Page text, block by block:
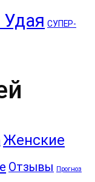
СУПЕР-
Женские
Отзывы Прогноз